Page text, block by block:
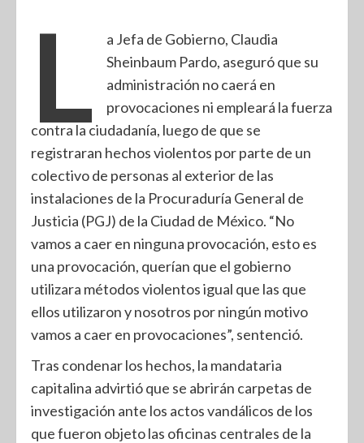
L
a Jefa de Gobierno, Claudia
Sheinbaum Pardo, aseguró que su
administración no caerá en
provocaciones ni empleará la fuerza
contra la ciudadanía, luego de que se
registraran hechos violentos por parte de un
colectivo de personas al exterior de las
instalaciones de la Procuraduría General de
Justicia (PGJ) de la Ciudad de México. “No
vamos a caer en ninguna provocación, esto es
una provocación, querían que el gobierno
utilizara métodos violentos igual que las que
ellos utilizaron y nosotros por ningún motivo
vamos a caer en provocaciones”, sentenció.
Tras condenar los hechos, la mandataria
capitalina advirtió que se abrirán carpetas de
investigación ante los actos vandálicos de los
que fueron objeto las oficinas centrales de la